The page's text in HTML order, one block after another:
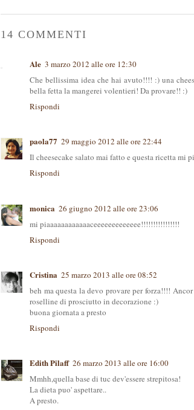
14 COMMENTI
Ale 3 marzo 2012 alle ore 12:30
Che bellissima idea che hai avuto!!!! :) una
bella fetta la mangerei volentieri! Da provare!! :)
Rispondi
paola77 29 maggio 2012 alle ore 22:44
Il cheesecake salato mai fatto e questa ricetta mi
Rispondi
monica 26 giugno 2012 alle ore 23:06
mi piaaaaaaaaaaaaceeeeeeeeeeeee!!!!!!!!!!!!!!!!
Rispondi
Cristina 25 marzo 2013 alle ore 08:52
beh ma questa la devo provare per forza!!!!
roselline di prosciutto in decorazione :)
buona giornata a presto
Rispondi
Edith Pilaff 26 marzo 2013 alle ore 16:00
Mmhh,quella base di tuc dev'essere strepitosa!
La dieta puo' aspettare..
A presto.